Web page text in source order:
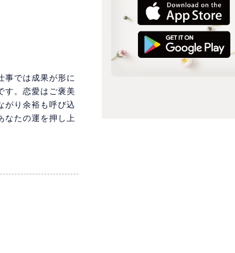
事では成果が形に
す。恋愛はご褒美
がり余裕も呼び込
なたの運を押し上